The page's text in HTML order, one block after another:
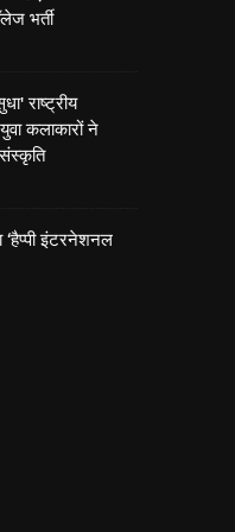
भर्ती
राष्ट्रीय
कलाकारों ने
‘हैप्पी इंटरनेशनल